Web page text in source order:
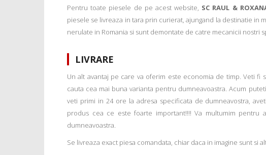
Pentru toate piesele de pe acest website, SC RAUL &
piesele se livreaza in tara prin curierat, ajungand la destinatie in
nerulate in Romania si sunt demontate de catre mecanicii nostri
LIVRARE
Un alt avantaj pe care va oferim este economia de timp. Veti fi
cauta cea mai buna varianta pentru dumneavoastra. Acum
veti primi in 24 ore la adresa specificata de dumneavostra, aveti
produs cea ce este foarte important!!!! Va multumim pentru
dumneavoastra.
Se livreaza exact piesa comandata, chiar daca in imagine sunt si